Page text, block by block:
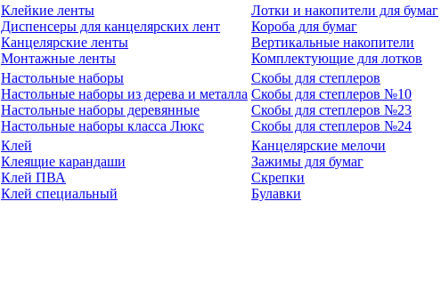
Клейкие ленты
Диспенсеры для канцелярских лент
Канцелярские ленты
Монтажные ленты
Лотки и накопители для бумаг
Короба для бумаг
Вертикальные накопители
Комплектующие для лотков
Настольные наборы
Настольные наборы из дерева и металла
Настольные наборы деревянные
Настольные наборы класса Люкс
Скобы для степлеров
Скобы для степлеров №10
Скобы для степлеров №23
Скобы для степлеров №24
Клей
Клеящие карандаши
Клей ПВА
Клей специальный
Канцелярские мелочи
Зажимы для бумаг
Скрепки
Булавки